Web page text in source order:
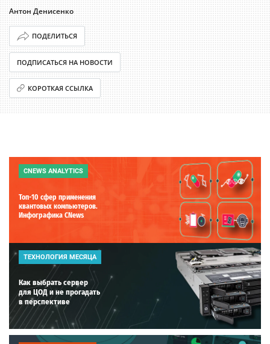
Антон Денисенко
ПОДЕЛИТЬСЯ
ПОДПИСАТЬСЯ НА НОВОСТИ
КОРОТКАЯ ССЫЛКА
CNEWS ANALYTICS
Топ-10 сфер применения
квантовых компьютеров.
Инфографика CNews
ТЕХНОЛОГИЯ МЕСЯЦА
Как выбрать сервер
для ЦОД и не прогадать
в перспективе